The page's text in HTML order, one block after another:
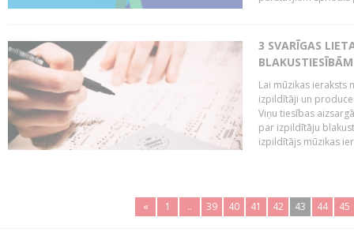
3 SVARĪGAS
BLAKUSTIESĪBĀM
Lai mūzikas ieraksts
izpildītāji un
Viņu tiesības
par izpildītāju
izpildītājs mūzikas
« 1 .. 39 40 41 42 43 44 45